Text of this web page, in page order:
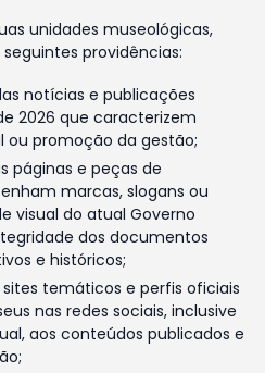
unidades museológicas,
providências:
notícias e publicações
2026 que caracterizem
ou promoção da gestão;
páginas e peças de
marcas, slogans ou
visual do atual Governo
dos documentos
e históricos;
temáticos e perfis oficiais
nas redes sociais, inclusive
aos conteúdos publicados e